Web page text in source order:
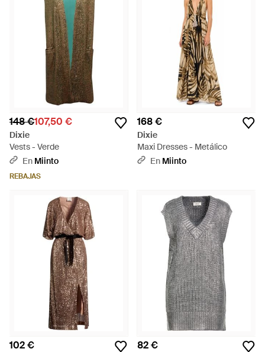
148 €107,50 €
Dixie
Vests - Verde
En Miinto
REBAJAS
168 €
Dixie
Maxi Dresses - Metálico
En Miinto
102 € 82 €